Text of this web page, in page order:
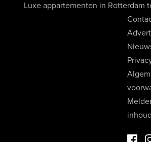
Luxe appartementen in Rotterdam
inhoud